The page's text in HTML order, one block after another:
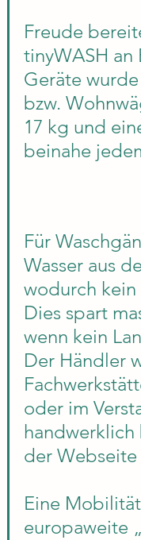
Freude
tinyWASH an
Geräte
bzw.
17 kg und
beinahe
Für
Wasser aus
wodurch kein
Dies spart
wenn kein
Der Händler
oder im
der
Eine
europaweite